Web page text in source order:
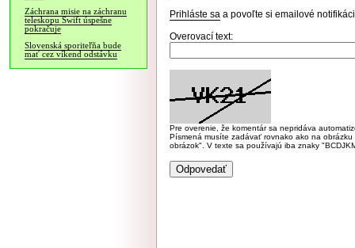
Záchrana misie na záchranu
teleskopu Swift úspešne
pokračuje
Slovenská sporiteľňa bude
mať cez víkend odstávku
Prihláste sa a povoľte si emailové
Overovací text:
Pre overenie, že komentár sa nepridáva
Písmená musíte zadávať rovnako ako na
obrázok". V texte sa používajú iba znaky